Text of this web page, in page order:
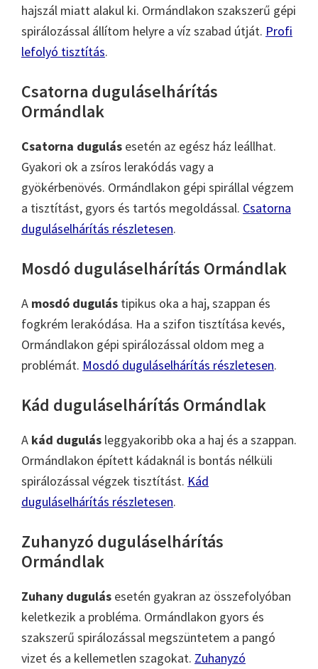
hajszál miatt alakul ki. Ormándlakon szakszerű gépi
spirálozással állítom helyre a víz szabad útját. Profi
lefolyó tisztítás.
Csatorna duguláselhárítás
Ormándlak
Csatorna dugulás esetén az egész ház leállhat.
Gyakori ok a zsíros lerakódás vagy a
gyökérbenövés. Ormándlakon gépi spirállal végzem
a tisztítást, gyors és tartós megoldással. Csatorna
duguláselhárítás részletesen.
Mosdó duguláselhárítás Ormándlak
A mosdó dugulás tipikus oka a haj, szappan és
fogkrém lerakódása. Ha a szifon tisztítása kevés,
Ormándlakon gépi spirálozással oldom meg a
problémát. Mosdó duguláselhárítás részletesen.
Kád duguláselhárítás Ormándlak
A kád dugulás leggyakoribb oka a haj és a szappan.
Ormándlakon épített kádaknál is bontás nélküli
spirálozással végzek tisztítást. Kád
duguláselhárítás részletesen.
Zuhanyzó duguláselhárítás
Ormándlak
Zuhany dugulás esetén gyakran az összefolyóban
keletkezik a probléma. Ormándlakon gyors és
szakszerű spirálozással megszüntetem a pangó
vizet és a kellemetlen szagokat. Zuhanyzó